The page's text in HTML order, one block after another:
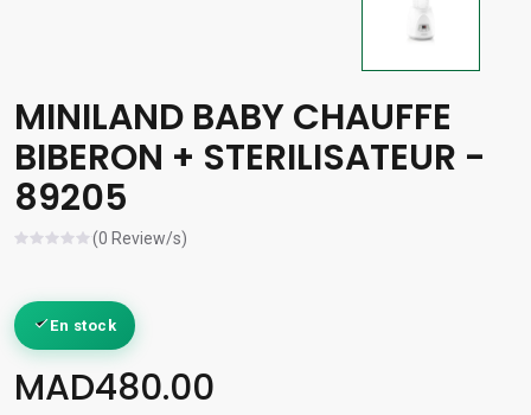
MINILAND BABY CHAUFFE
BIBERON + STERILISATEUR -
89205
(0 Review/s)
En stock
MAD480.00